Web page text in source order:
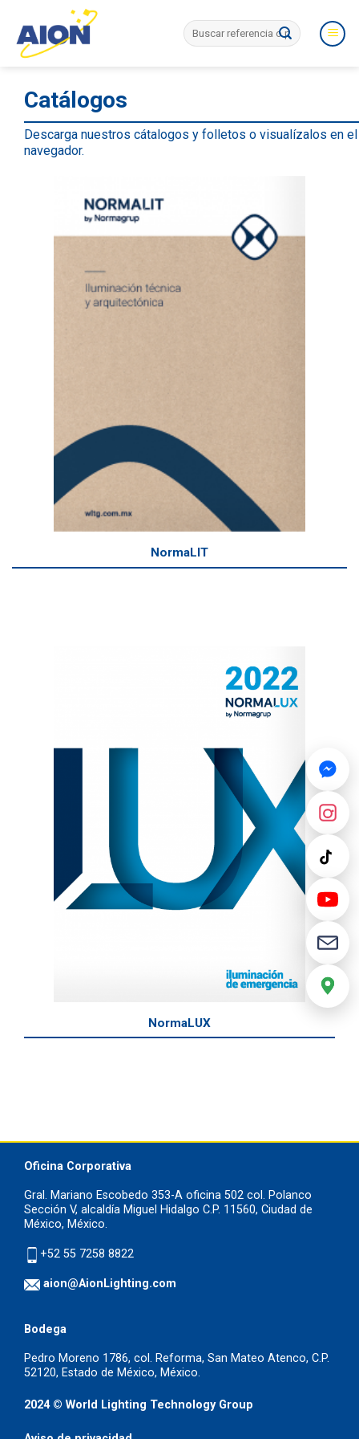
content
Search
for:
Catálogos
Descarga nuestros cátalogos y folletos o visualízalos en el
navegador.
NormaLIT
NormaLUX
Oficina Corporativa
Gral. Mariano Escobedo 353-A oficina 502 col. Polanco
Sección V, alcaldía Miguel Hidalgo C.P. 11560, Ciudad de
México, México.
+52 55 7258 8822
aion@AionLighting.com
Bodega
Pedro Moreno 1786, col. Reforma, San Mateo Atenco, C.P.
52120, Estado de México, México.
2024 © World Lighting Technology Group